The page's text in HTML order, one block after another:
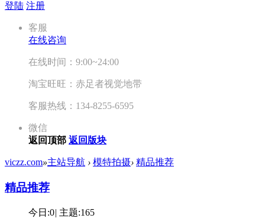
登陆 注册
客服
在线咨询
在线时间：9:00~24:00
淘宝旺旺：赤足者视觉地带
客服热线：134-8255-6595
微信
返回顶部 返回版块
viczz.com»主站导航 › 模特拍摄› 精品推荐
精品推荐
今日:0| 主题:165